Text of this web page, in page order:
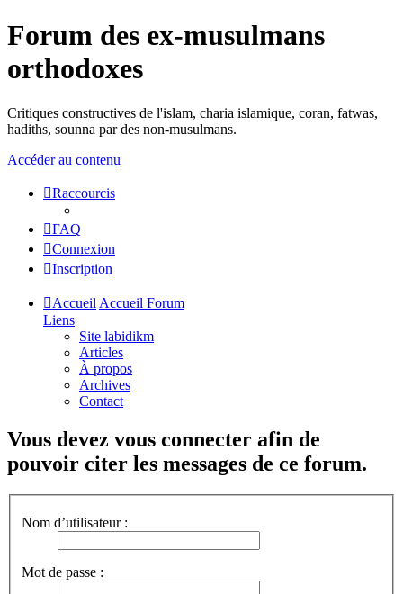
Forum des ex-musulmans
orthodoxes
Critiques constructives de l'islam, charia islamique, coran, fatwas,
hadiths, sounna par des non-musulmans.
Accéder au contenu
Raccourcis
FAQ
Connexion
Inscription
Accueil Accueil Forum
Liens
Site labidikm
Articles
À propos
Archives
Contact
Vous devez vous connecter afin de
pouvoir citer les messages de ce forum.
Nom d’utilisateur :
Mot de passe :